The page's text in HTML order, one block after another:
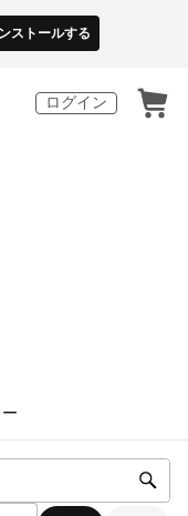
ストールする
ログイン